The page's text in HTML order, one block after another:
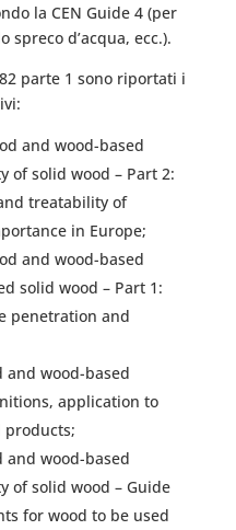
la CEN Guide 4 (per
d’acqua, ecc.).
parte 1 sono riportati i
and wood-based
of solid wood – Part 2:
treatability of
in Europe;
and wood-based
solid wood – Part 1:
penetration and
and wood-based
application to
products;
and wood-based
of solid wood – Guide
for wood to be used